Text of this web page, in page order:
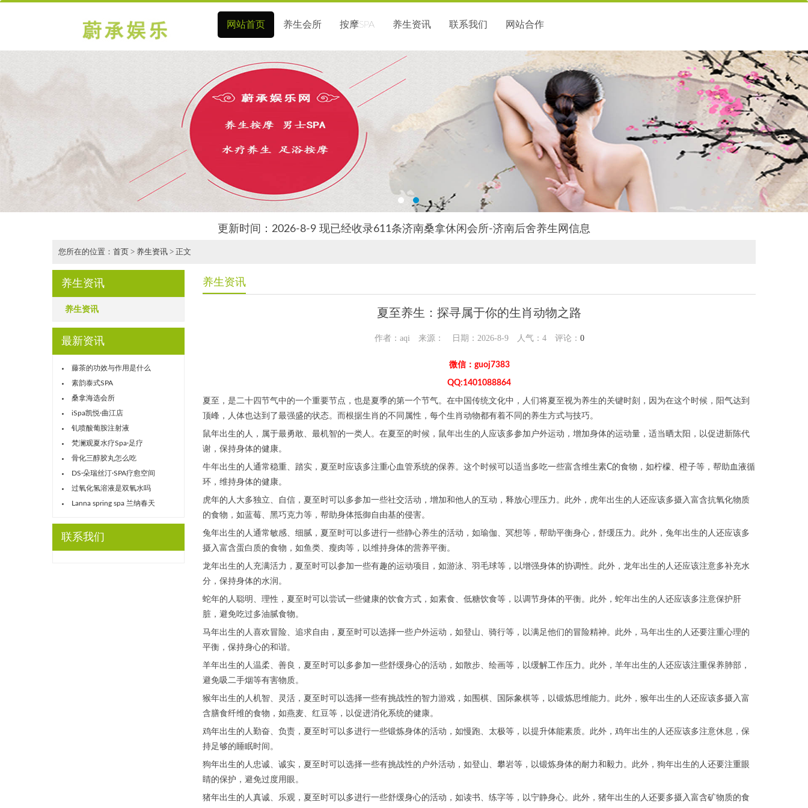
网站首页 养生会所 按摩SPA 养生资讯 联系我们 网站合作
更新时间：2026-8-9 现已经收录611条济南桑拿休闲会所-济南后舍养生网信息
您所在的位置： 首页 > 养生资讯 > 正文
养生资讯
养生资讯
最新资讯
藤茶的功效与作用是什么
素韵泰式SPA
桑拿海选会所
iSpa凯悦·曲江店
钆喷酸葡胺注射液
梵澜观夏水疗Spa·足疗
骨化三醇胶丸怎么吃
DS·朵瑞丝汀·SPA疗愈空间
过氧化氢溶液是双氧水吗
Lanna spring spa 兰纳春天
联系我们
养生资讯
夏至养生：探寻属于你的生肖动物之路
作者：aqi 来源： 日期：2026-8-9 人气： 4评论： 0
微信：guoj7383
QQ:1401088864
夏至，是二十四节气中的一个重要节点，也是夏季的第一个节气。在中国传统文化中，人们将夏至视为养生的关键时刻，因为在这个时候，阳气达到
顶峰，人体也达到了最强盛的状态。而根据生肖的不同属性，每个生肖动物都有着不同的养生方式与技巧。
鼠年出生的人，属于最勇敢、最机智的一类人。在夏至的时候，鼠年出生的人应该多参加户外运动，增加身体的运动量，适当晒太阳，以促进新陈代
谢，保持身体的健康。
牛年出生的人通常稳重、踏实，夏至时应该多注重心血管系统的保养。这个时候可以适当多吃一些富含维生素C的食物，如柠檬、橙子等，帮助血液循
环，维持身体的健康。
虎年的人大多独立、自信，夏至时可以多参加一些社交活动，增加和他人的互动，释放心理压力。此外，虎年出生的人还应该多摄入富含抗氧化物质
的食物，如蓝莓、黑巧克力等，帮助身体抵御自由基的侵害。
兔年出生的人通常敏感、细腻，夏至时可以多进行一些静心养生的活动，如瑜伽、冥想等，帮助平衡身心，舒缓压力。此外，兔年出生的人还应该多
摄入富含蛋白质的食物，如鱼类、瘦肉等，以维持身体的营养平衡。
龙年出生的人充满活力，夏至时可以参加一些有趣的运动项目，如游泳、羽毛球等，以增强身体的协调性。此外，龙年出生的人还应该注意多补充水
分，保持身体的水润。
蛇年的人聪明、理性，夏至时可以尝试一些健康的饮食方式，如素食、低糖饮食等，以调节身体的平衡。此外，蛇年出生的人还应该多注意保护肝
脏，避免吃过多油腻食物。
马年出生的人喜欢冒险、追求自由，夏至时可以选择一些户外运动，如登山、骑行等，以满足他们的冒险精神。此外，马年出生的人还要注重心理的
平衡，保持身心的和谐。
羊年出生的人温柔、善良，夏至时可以多参加一些舒缓身心的活动，如散步、绘画等，以缓解工作压力。此外，羊年出生的人还应该注重保养肺部，
避免吸二手烟等有害物质。
猴年出生的人机智、灵活，夏至时可以选择一些有挑战性的智力游戏，如围棋、国际象棋等，以锻炼思维能力。此外，猴年出生的人还应该多摄入富
含膳食纤维的食物，如燕麦、红豆等，以促进消化系统的健康。
鸡年出生的人勤奋、负责，夏至时可以多进行一些锻炼身体的活动，如慢跑、太极等，以提升体能素质。此外，鸡年出生的人还应该多注意休息，保
持足够的睡眠时间。
狗年出生的人忠诚、诚实，夏至时可以选择一些有挑战性的户外活动，如登山、攀岩等，以锻炼身体的耐力和毅力。此外，狗年出生的人还要注重眼
睛的保护，避免过度用眼。
猪年出生的人真诚、乐观，夏至时可以多进行一些舒缓身心的活动，如读书、练字等，以宁静身心。此外，猪年出生的人还要多摄入富含矿物质的食